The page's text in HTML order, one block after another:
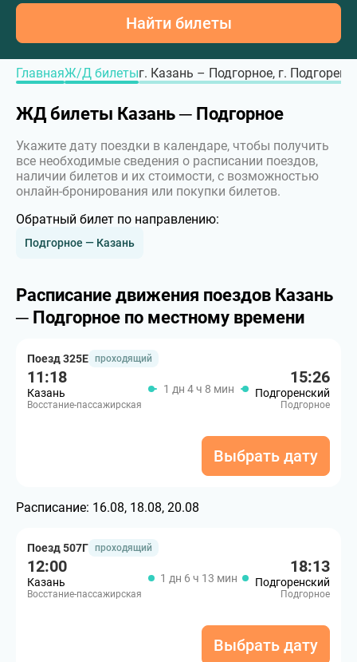
Найти билеты
ГлавнаяЖ/Д билетыг. Казань – Подгорное, г.
ЖД билеты Казань ─ Подгорное
Укажите дату поездки в календаре, чтобы получить
все необходимые сведения о расписании поездов,
наличии билетов и их стоимости, с возможностью
онлайн-бронирования или покупки билетов.
Обратный билет по направлению:
Подгорное — Казань
Расписание движения поездов Казань
─ Подгорное по местному времени
Поезд 325Е проходящий
11:18
Казань
Восстание-пассажирская
1 дн 4 ч 8 мин
15:26
Подгоренский
Подгорное
Выбрать дату
Расписание: 16.08, 18.08, 20.08
Поезд 507Г проходящий
12:00
Казань
Восстание-пассажирская
1 дн 6 ч 13 мин
18:13
Подгоренский
Подгорное
Выбрать дату